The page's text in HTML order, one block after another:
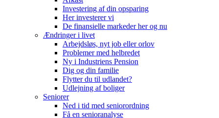
Investering af din opsparing
Her investerer vi
De finansielle markeder her og nu
Ændringer i livet
Arbejdsløs, nyt job eller orlov
Problemer med helbredet
Ny i Industriens Pension
Dig og din familie
Flytter du til udlandet?
Udlejning af boliger
Seniorer
Ned i tid med seniorordning
Få en senioranalyse